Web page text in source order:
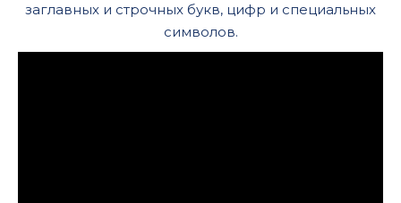
заглавных и строчных букв, цифр и специальных
символов.